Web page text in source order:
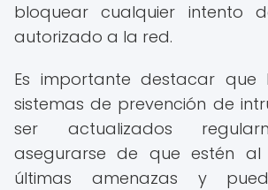
bloquear cualquier intento
autorizado a la red.
Es importante destacar que
sistemas de prevención de
ser actualizados
asegurarse de que estén
últimas amenazas y